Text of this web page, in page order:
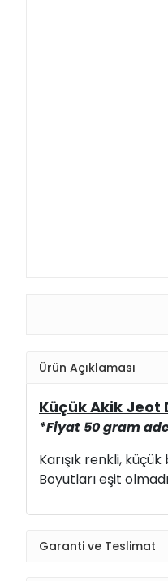
Ürün Açıklaması
Küçük Akik Jeot
*Fiyat 50 gram
Karışık renkli,
Boyutları eşit
Garanti ve Teslimat